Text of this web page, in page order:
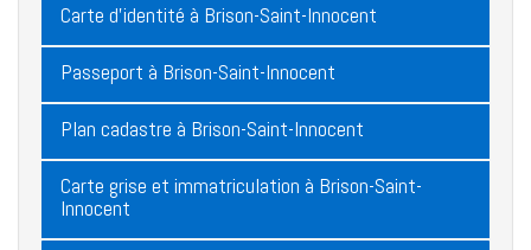
Carte d'identité à Brison-Saint-Innocent
Passeport à Brison-Saint-Innocent
Plan cadastre à Brison-Saint-Innocent
Carte grise et immatriculation à Brison-Saint-
Innocent